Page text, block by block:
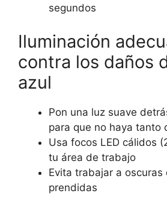
segundos
Iluminación
contra los daños
azul
Pon una luz suave
para que no haya tanto
Usa focos LED cálidos
tu área de trabajo
Evita trabajar a oscuras
prendidas